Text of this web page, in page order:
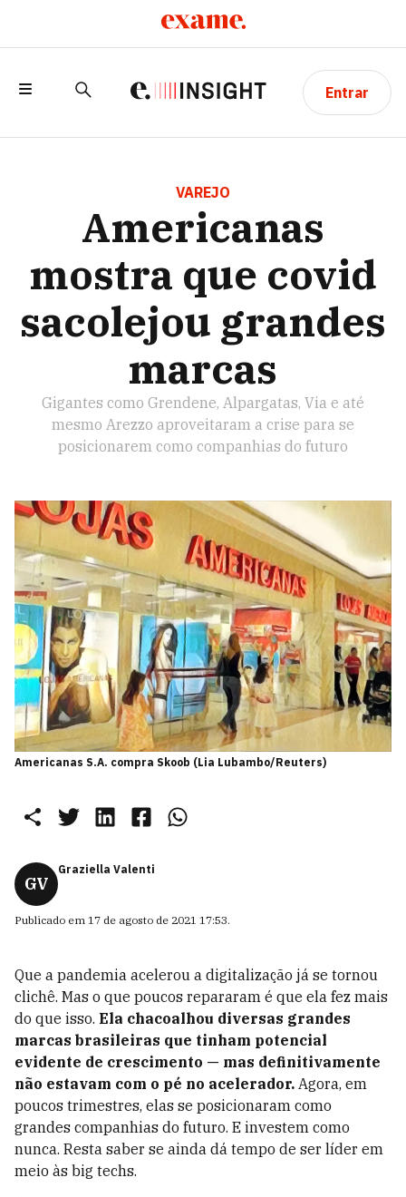
Entrar
SACOLEJOU GRANDES MARCAS
VAREJO
Americanas
mostra que covid
sacolejou grandes
marcas
Gigantes como Grendene, Alpargatas, Via e até
mesmo Arezzo aproveitaram a crise para se
posicionarem como companhias do futuro
Americanas S.A. compra Skoob (Lia Lubambo/Reuters)
GV
Graziella Valenti
Publicado em 17 de agosto de 2021 17:53.
Que a pandemia acelerou a digitalização já se tornou
clichê. Mas o que poucos repararam é que ela fez mais
do que isso. Ela chacoalhou diversas grandes
marcas brasileiras que tinham potencial
evidente de crescimento — mas definitivamente
não estavam com o pé no acelerador. Agora, em
poucos trimestres, elas se posicionaram como
grandes companhias do futuro. E investem como
nunca. Resta saber se ainda dá tempo de ser líder em
meio às big techs.